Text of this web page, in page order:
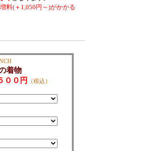
料(＋1,050円～)がかかる
着物
００円
（税込）